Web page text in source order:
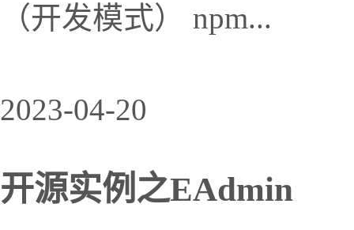
（开发模式） npm...
2023-04-20
开源实例之EAdmin